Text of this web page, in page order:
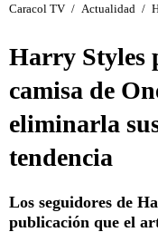
Caracol TV / Actualidad /
Harry Styles
camisa de
eliminarla
tendencia
Los seguidores de
publicación que el